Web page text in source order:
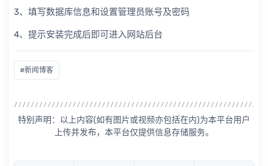
3、填写数据库信息和设置管理员账号及密码
4、提示安装完成后即可进入网站后台
#新闻博客
特别声明：以上内容(如有图片或视频亦包括在内)为本平台用户
上传并发布，本平台仅提供信息存储服务。